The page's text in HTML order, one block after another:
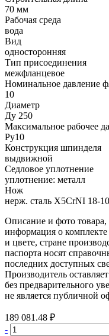
70 мм
Рабочая среда
вода
Вид
односторонняя
Тип присоединения
межфланцевое
Номинальное давление
10
Диаметр
Ду 250
Максимальное рабочее
Ру10
Конструкция шпинделя
выдвижной
Седловое уплотнение
уплотнение: металл
Нож
нерж. сталь X5CrNI 18-10
Описание и фото товара,
информация о
и цвете, стране
паспорта носят
последних доступных
Производитель
без предварительного
не является публичной
189 081.48 ₽
-